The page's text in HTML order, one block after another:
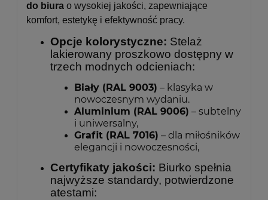
do biura o wysokiej jakości, zapewniające
komfort, estetykę i efektywność pracy.
Opcje kolorystyczne: Stelaż
lakierowany proszkowo dostępny w
trzech modnych odcieniach:
Biały (RAL 9003) – klasyka w
nowoczesnym wydaniu.
Aluminium (RAL 9006) – subtelny
i uniwersalny,
Grafit (RAL 7016) – dla miłośników
elegancji i nowoczesności,
Certyfikaty jakości: Biurko spełnia
najwyższe standardy, potwierdzone
atestami: